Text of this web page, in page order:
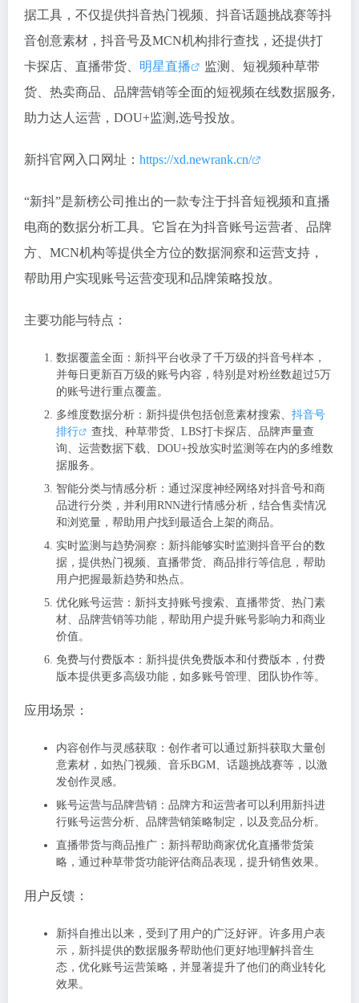
据工具，不仅提供抖音热门视频、抖音话题挑战赛等抖
音创意素材，抖音号及MCN机构排行查找，还提供打
卡探店、直播带货、 明星直播
监测、短视频种草带
货、热卖商品、品牌营销等全面的短视频在线数据服务,
助力达人运营，DOU+监测,选号投放。
新抖官网入口网址： https://xd.newrank.cn/
“新抖”是新榜公司推出的一款专注于抖音短视频和直播
电商的数据分析工具。它旨在为抖音账号运营者、品牌
方、MCN机构等提供全方位的数据洞察和运营支持，
帮助用户实现账号运营变现和品牌策略投放。
主要功能与特点：
数据覆盖全面：新抖平台收录了千万级的抖音号样本，
并每日更新百万级的账号内容，特别是对粉丝数超过5万
的账号进行重点覆盖。
多维度数据分析：新抖提供包括创意素材搜索、 抖音号
排行
查找、种草带货、LBS打卡探店、品牌声量查
询、运营数据下载、DOU+投放实时监测等在内的多维数
据服务。
智能分类与情感分析：通过深度神经网络对抖音号和商
品进行分类，并利用RNN进行情感分析，结合售卖情况
和浏览量，帮助用户找到最适合上架的商品。
实时监测与趋势洞察：新抖能够实时监测抖音平台的数
据，提供热门视频、直播带货、商品排行等信息，帮助
用户把握最新趋势和热点。
优化账号运营：新抖支持账号搜索、直播带货、热门素
材、品牌营销等功能，帮助用户提升账号影响力和商业
价值。
免费与付费版本：新抖提供免费版本和付费版本，付费
版本提供更多高级功能，如多账号管理、团队协作等。
应用场景：
内容创作与灵感获取：创作者可以通过新抖获取大量创
意素材，如热门视频、音乐BGM、话题挑战赛等，以激
发创作灵感。
账号运营与品牌营销：品牌方和运营者可以利用新抖进
行账号运营分析、品牌营销策略制定，以及竞品分析。
直播带货与商品推广：新抖帮助商家优化直播带货策
略，通过种草带货功能评估商品表现，提升销售效果。
用户反馈：
新抖自推出以来，受到了用户的广泛好评。许多用户表
示，新抖提供的数据服务帮助他们更好地理解抖音生
态，优化账号运营策略，并显著提升了他们的商业转化
效果。